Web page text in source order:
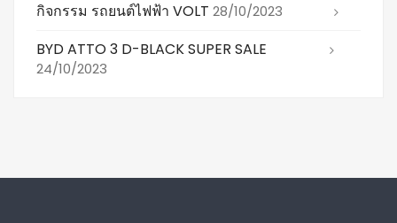
กิจกรรม รถยนต์ไฟฟ้า VOLT 28/10/2023
BYD ATTO 3 D-BLACK SUPER SALE
24/10/2023